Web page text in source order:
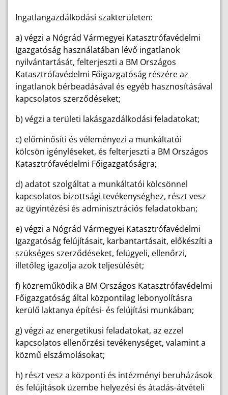
Ingatlangazdálkodási szakterületen:
a) végzi a Nógrád Vármegyei Katasztrófavédelmi
Igazgatóság használatában lévő ingatlanok
nyilvántartását, felterjeszti a BM Országos
Katasztrófavédelmi Főigazgatóság részére az
ingatlanok bérbeadásával és egyéb hasznosításával
kapcsolatos szerződéseket;
b) végzi a területi lakásgazdálkodási feladatokat;
c) előminősíti és véleményezi a munkáltatói
kölcsön igényléseket, és felterjeszti a BM Országos
Katasztrófavédelmi Főigazgatóságra;
d) adatot szolgáltat a munkáltatói kölcsönnel
kapcsolatos bizottsági tevékenységhez, részt vesz
az ügyintézési és adminisztrációs feladatokban;
e) végzi a Nógrád Vármegyei Katasztrófavédelmi
Igazgatóság felújításait, karbantartásait, előkészíti a
szükséges szerződéseket, felügyeli, ellenőrzi,
illetőleg igazolja azok teljesülését;
f) közreműködik a BM Országos Katasztrófavédelmi
Főigazgatóság által központilag lebonyolításra
kerülő laktanya építési- és felújítási munkában;
g) végzi az energetikusi feladatokat, az ezzel
kapcsolatos ellenőrzési tevékenységet, valamint a
közmű elszámolásokat;
h) részt vesz a központi és intézményi beruházások
és felújítások üzembe helyezési és átadás-átvételi